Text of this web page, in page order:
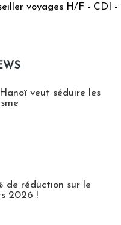
voyages H/F - CDI -
veut séduire les
de réduction sur le
2026 !